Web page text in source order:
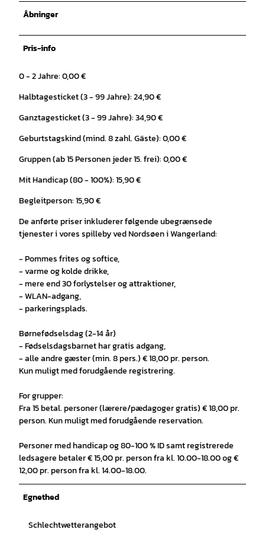
Åbninger
Pris-info
0 - 2 Jahre: 0,00 €
Halbtagesticket (3 - 99 Jahre): 24,90 €
Ganztagesticket (3 - 99 Jahre): 34,90 €
Geburtstagskind (mind. 8 zahl. Gäste): 0,00 €
Gruppen (ab 15 Personen jeder 15. frei): 0,00 €
Mit Handicap (80 - 100%): 15,90 €
Begleitperson: 15,90 €
De anførte priser inkluderer følgende ubegrænsede
tjenester i vores spilleby ved Nordsøen i Wangerland:
- Pommes frites og softice,
- varme og kolde drikke,
- mere end 30 forlystelser og attraktioner,
- WLAN-adgang,
- parkeringsplads.
Børnefødselsdag (2-14 år)
- Fødselsdagsbarnet har gratis adgang,
- alle andre gæster (min. 8 pers.) € 18,00 pr. person.
Kun muligt med forudgående registrering.
For grupper:
Fra 15 betal. personer (lærere/pædagoger gratis) € 18,00 pr.
person. Kun muligt med forudgående reservation.
Personer med handicap og 80-100 % ID samt registrerede
ledsagere betaler € 15,00 pr. person fra kl. 10.00-18.00 og €
12,00 pr. person fra kl. 14.00-18.00.
Egnethed
Schlechtwetterangebot